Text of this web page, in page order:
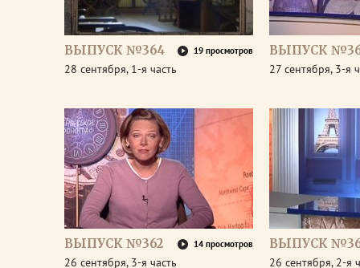
ВЫПУСК №364 19 просмотров
28 сентября, 1-я часть
ВЫПУСК
27 сентября, 3-я
ВЫПУСК №362 14 просмотров
26 сентября, 3-я часть
ВЫПУСК
26 сентября, 2-я